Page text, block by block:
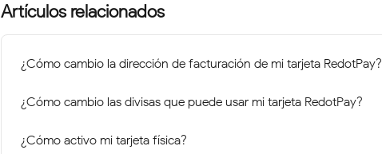
Artículos relacionados
¿Cómo cambio la dirección de facturación de mi tarjeta RedotPay?
¿Cómo cambio las divisas que puede usar mi tarjeta RedotPay?
¿Cómo activo mi tarjeta física?